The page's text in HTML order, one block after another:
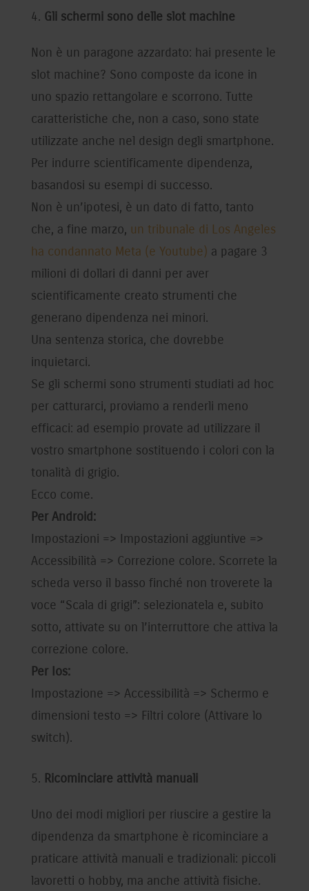
Gli schermi sono delle slot machine
Non è un paragone azzardato: hai presente le
slot machine? Sono composte da icone in
uno spazio rettangolare e scorrono. Tutte
caratteristiche che, non a caso, sono state
utilizzate anche nel design degli smartphone.
Per indurre scientificamente dipendenza,
basandosi su esempi di successo.
Non è un’ipotesi, è un dato di fatto, tanto
che, a fine marzo, un tribunale di Los Angeles
ha condannato Meta (e Youtube) a pagare 3
milioni di dollari di danni per aver
scientificamente creato strumenti che
generano dipendenza nei minori.
Una sentenza storica, che dovrebbe
inquietarci.
Se gli schermi sono strumenti studiati ad hoc
per catturarci, proviamo a renderli meno
efficaci: ad esempio provate ad utilizzare il
vostro smartphone sostituendo i colori con la
tonalità di grigio.
Ecco come.
Per Android:
Impostazioni => Impostazioni aggiuntive =>
Accessibilità => Correzione colore. Scorrete la
scheda verso il basso finché non troverete la
voce “Scala di grigi”: selezionatela e, subito
sotto, attivate su on l’interruttore che attiva la
correzione colore.
Per Ios:
Impostazione => Accessibilità => Schermo e
dimensioni testo => Filtri colore (Attivare lo
switch).
Ricominciare attività manuali
Uno dei modi migliori per riuscire a gestire la
dipendenza da smartphone è ricominciare a
praticare attività manuali e tradizionali: piccoli
lavoretti o hobby, ma anche attività fisiche.